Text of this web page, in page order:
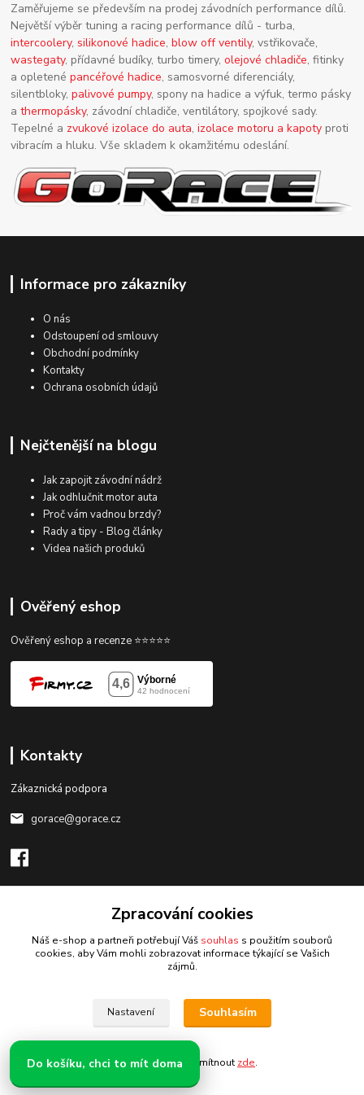
Do košíku, chci to mít doma
Zaměřujeme se především na prodej závodních performance dílů.
Největší výběr tuning a racing performance dílů - turba,
intercoolery,silikonové hadice,blow off ventily, vstřikovače,
wastegaty, přídavné budíky, turbo timery,olejové chladiče, fitinky
a opletenépancéřové hadice, samosvorné diferenciály,
silentbloky,palivové pumpy, spony na hadice a výfuk, termo pásky
athermopásky, závodní chladiče, ventilátory, spojkové sady.
Tepelné a zvukové izolace do auta,izolace motoru a kapoty proti
vibracím a hluku. Vše skladem k okamžitému odeslání.
Informace pro zákazníky
O nás
Odstoupení od smlouvy
Obchodní podmínky
Kontakty
Ochrana osobních údajů
Nejčtenější na blogu
Jak zapojit závodní nádrž
Jak odhlučnit motor auta
Proč vám vadnou brzdy?
Rady a tipy - Blog články
Videa našich produků
Ověřený eshop
Ověřený eshop a recenze ⭐⭐⭐⭐⭐
Kontakty
Zákaznická podpora
gorace@gorace.cz
Upravit sběr cookies.
Eshop-rychle.cz
Zpracování cookies
Náš e-shop a partneři potřebují Váš souhlas s použitím souborů
cookies, aby Vám mohli zobrazovat informace týkající se Vašich
zájmů.
Nastavení Souhlasím
Souhlas můžete odmítnout zde.